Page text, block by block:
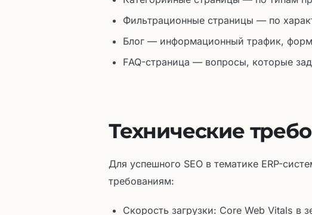
Фильтрационные страницы — по
Блог — информационный трафик,
FAQ-страница — вопросы, которые
Технические
Для успешного SEO в тематике ERP-
требованиям:
Скорость загрузки: Core Web Vitals в